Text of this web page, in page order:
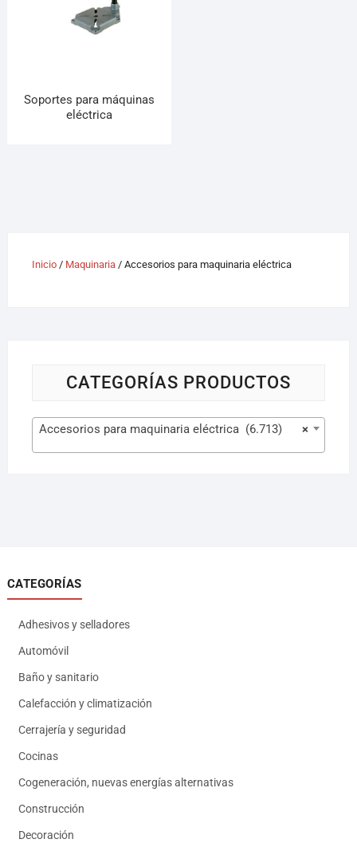
Soportes para máquinas
eléctrica
Inicio/ Maquinaria/ Accesorios para maquinaria eléctrica
CATEGORÍAS PRODUCTOS
×
Accesorios para maquinaria eléctrica (6.713)
CATEGORÍAS
Adhesivos y selladores
Automóvil
Baño y sanitario
Calefacción y climatización
Cerrajería y seguridad
Cocinas
Cogeneración, nuevas energías alternativas
Construcción
Decoración